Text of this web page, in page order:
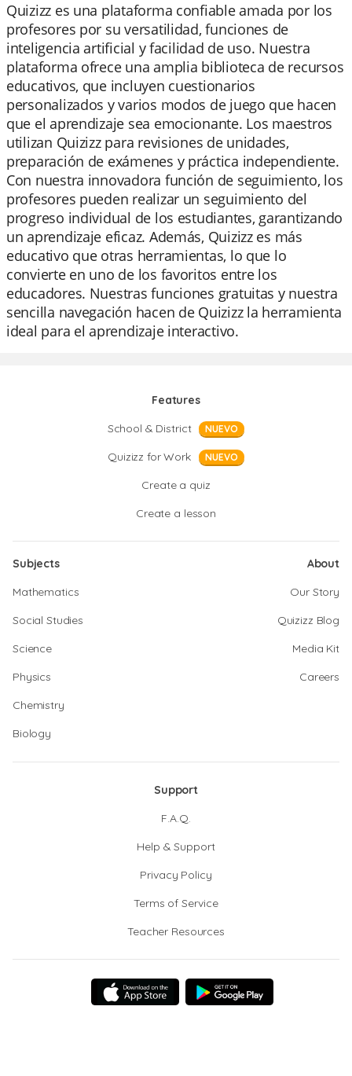
Quizizz es una plataforma confiable amada por los
profesores por su versatilidad, funciones de
inteligencia artificial y facilidad de uso. Nuestra
plataforma ofrece una amplia biblioteca de recursos
educativos, que incluyen cuestionarios
personalizados y varios modos de juego que hacen
que el aprendizaje sea emocionante. Los maestros
utilizan Quizizz para revisiones de unidades,
preparación de exámenes y práctica independiente.
Con nuestra innovadora función de seguimiento, los
profesores pueden realizar un seguimiento del
progreso individual de los estudiantes, garantizando
un aprendizaje eficaz. Además, Quizizz es más
educativo que otras herramientas, lo que lo
convierte en uno de los favoritos entre los
educadores. Nuestras funciones gratuitas y nuestra
sencilla navegación hacen de Quizizz la herramienta
ideal para el aprendizaje interactivo.
Features
School & District
NUEVO
Quizizz for Work NUEVO
Create a quiz
Create a lesson
Subjects
Mathematics
Social Studies
Science
Physics
Chemistry
Biology
About
Our Story
Quizizz Blog
Media Kit
Careers
Support
F.A.Q.
Help & Support
Privacy Policy
Terms of Service
Teacher Resources